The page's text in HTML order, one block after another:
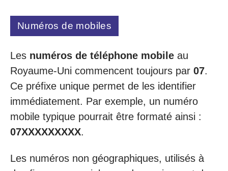
Numéros de mobiles
Les numéros de téléphone mobile au
Royaume-Uni commencent toujours par 07.
Ce préfixe unique permet de les identifier
immédiatement. Par exemple, un numéro
mobile typique pourrait être formaté ainsi :
07XXXXXXXXX.
Les numéros non géographiques, utilisés à